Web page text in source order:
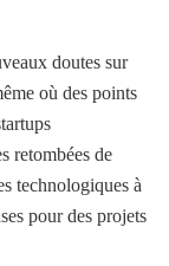
doutes sur
où des points
retombées de
technologiques à
pour des projets